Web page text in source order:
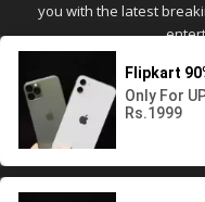
you with the latest
Contact